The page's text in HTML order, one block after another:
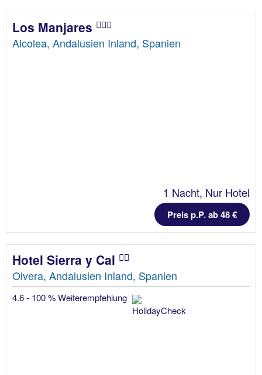
Los Manjares
Alcolea, Andalusien Inland, Spanien
1 Nacht, Nur Hotel
Preis p.P. ab 48 €
Hotel Sierra y Cal
Olvera, Andalusien Inland, Spanien
4.6 - 100 % Weiterempfehlung